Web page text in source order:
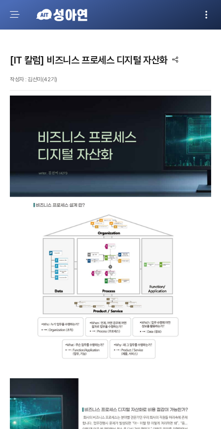
[IT 칼럼] 비즈니스 프로세스 디지털 자산화
작성자 : 김선미(42기)